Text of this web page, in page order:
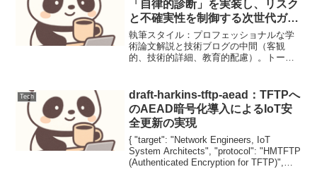
「自律的診断」を実装し、リスク
と不確実性を制御する次世代ガー
ドレール
執筆スタイル：プロフェッショナルな学
術論文解説と技術ブログの中間（客観
的、技術的詳細、教育的配慮）。トー
または括弧書き）。構成：指定された順
序と要素を厳守。本記事はGem...
Tech
draft-harkins-tftp-aead：TFTPへ
のAEAD暗号化導入によるIoT安
全更新の実現
{ "target": "Network Engineers, IoT
System Architects", "protocol": "HMTFTP
(Authenticated Encryption for TFTP)",